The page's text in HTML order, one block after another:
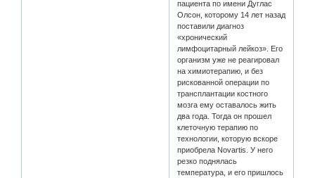
пациента по имени Дуглас
Олсон, которому 14 лет назад
поставили диагноз
«хронический
лимфоцитарный лейкоз». Его
организм уже не реагировал
на химиотерапию, и без
рискованной операции по
трансплантации костного
мозга ему оставалось жить
два года. Тогда он прошел
клеточную терапию по
технологии, которую вскоре
приобрела Novartis. У него
резко поднялась
температура, и его пришлось